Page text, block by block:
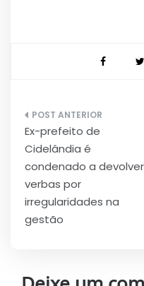
Navegação
de
Post
Ex-prefeito de
Cidelândia é
condenado a devolver
verbas por
irregularidades na
gestão